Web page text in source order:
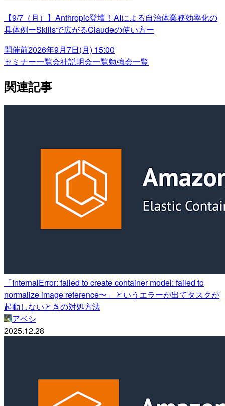
【9/7（月）】Anthropic登壇！AIによる自治体業務効率化の
具体例ーSkillsで広がるClaudeの使い方ー
開催前2026年9月7日(月) 15:00
セミナー一覧会社説明会一覧勉強会一覧
関連記事
「InternalError: failed to create container model: failed to
normalize image reference〜」というエラーが出てタスクが
起動しないときの対処方法
アベシ
2025.12.28